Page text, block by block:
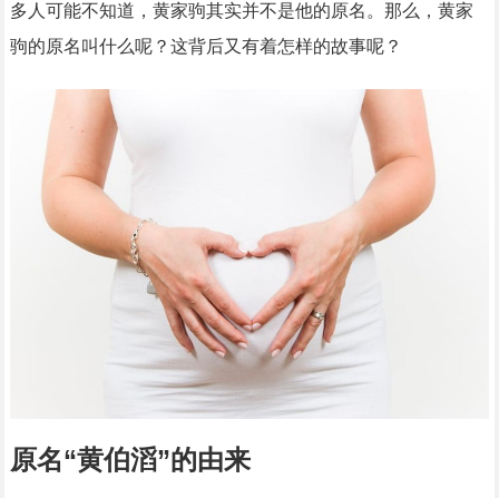
多人可能不知道，黄家驹其实并不是他的原名。那么，黄家
驹的原名叫什么呢？这背后又有着怎样的故事呢？
原名“黄伯滔”的由来